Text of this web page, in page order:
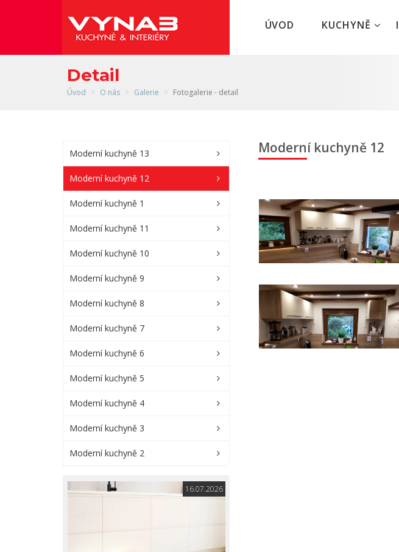
ÚVOD KUCHYNĚ
Detail
Úvod O nás Galerie Fotogalerie - detail
Moderní kuchyně 13
Moderní kuchyně 12
Moderní kuchyně 1
Moderní kuchyně 11
Moderní kuchyně 10
Moderní kuchyně 9
Moderní kuchyně 8
Moderní kuchyně 7
Moderní kuchyně 6
Moderní kuchyně 5
Moderní kuchyně 4
Moderní kuchyně 3
Moderní kuchyně 2
16.07.2026
Moderní kuchyně 12